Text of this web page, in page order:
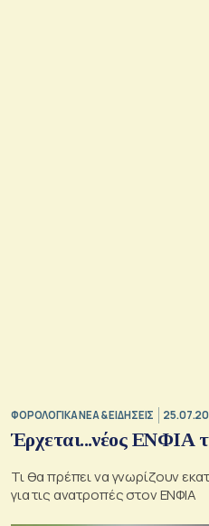
ΦΟΡΟΛΟΓΙΚΑ ΝΕΑ & EΙΔΗΣΕΙΣ
Έρχεται...νέος ΕΝΦΙΑ
Τι θα πρέπει να γνωρίζουν
για τις ανατροπές στον ΕΝΦΙΑ